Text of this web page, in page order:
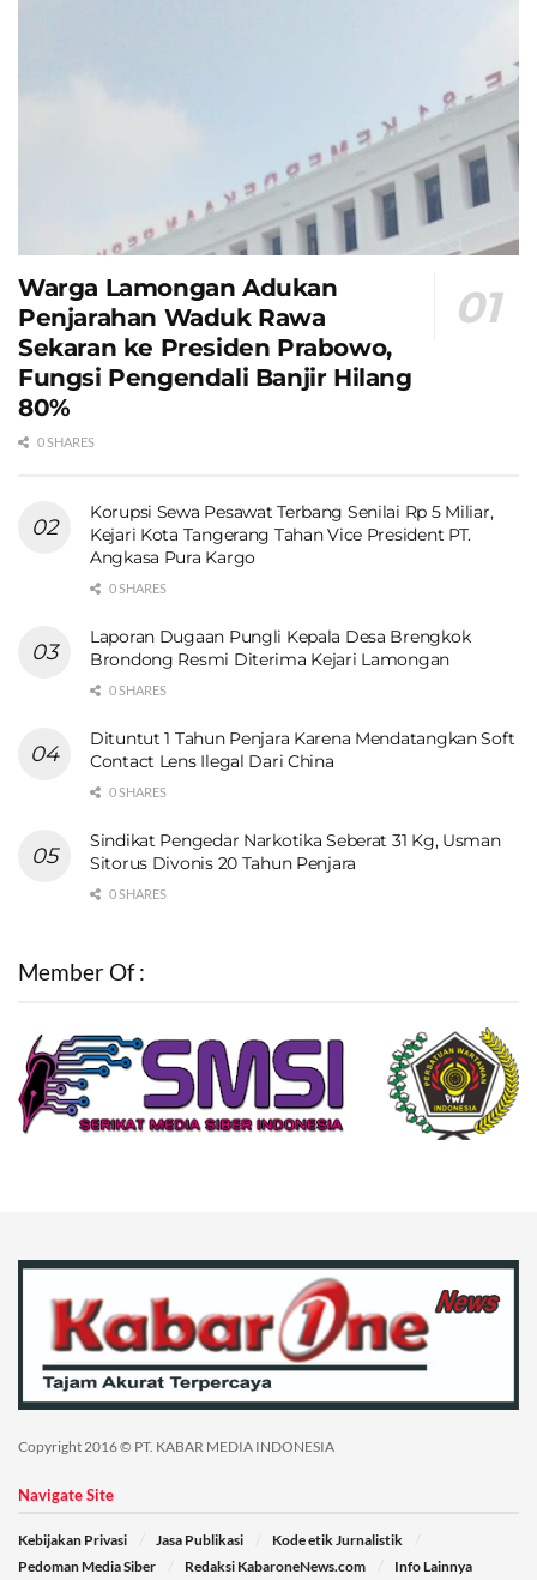
Warga Lamongan Adukan
Penjarahan Waduk Rawa
Sekaran ke Presiden Prabowo,
Fungsi Pengendali Banjir Hilang
80%
0 SHARES
Korupsi Sewa Pesawat Terbang Senilai Rp 5 Miliar,
Kejari Kota Tangerang Tahan Vice President PT.
Angkasa Pura Kargo
0 SHARES
Laporan Dugaan Pungli Kepala Desa Brengkok
Brondong Resmi Diterima Kejari Lamongan
0 SHARES
Dituntut 1 Tahun Penjara Karena Mendatangkan Soft
Contact Lens Ilegal Dari China
0 SHARES
Sindikat Pengedar Narkotika Seberat 31 Kg, Usman
Sitorus Divonis 20 Tahun Penjara
0 SHARES
Member Of :
Copyright 2016 © PT. KABAR MEDIA INDONESIA
Navigate Site
Kebijakan Privasi Jasa Publikasi
Kode etik Jurnalistik
Pedoman Media Siber
Redaksi KabaroneNews.com Info Lainnya